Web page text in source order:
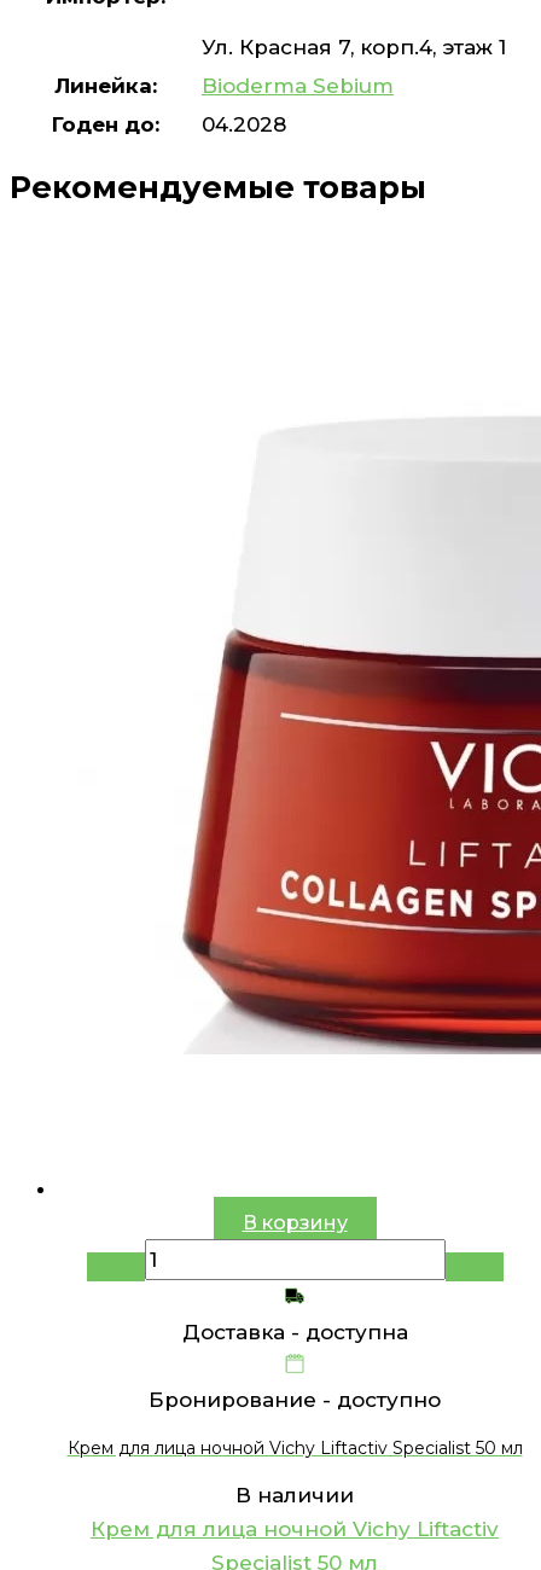
Ул. Красная 7, корп.4, этаж 1
Линейка:
Bioderma Sebium
Годен до:
04.2028
Рекомендуемые товары
В корзину
Доставка - доступна
Бронирование - доступно
Крем для лица ночной Vichy Liftactiv Specialist 50 мл
В наличии
Крем для лица ночной Vichy Liftactiv
Specialist 50 мл